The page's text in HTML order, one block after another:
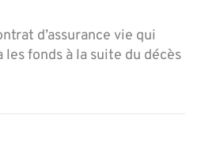
d’assurance vie qui
fonds à la suite du décès